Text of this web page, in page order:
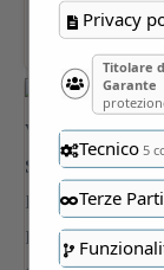
Privacy
Titolare
Tecnico5
Terze Parti